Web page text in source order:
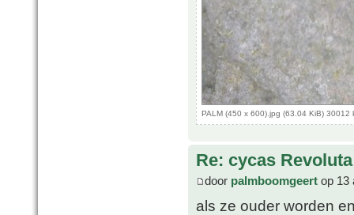
PALM (450 x 600).jpg (63.04 KiB) 30012
Re: cycas Revoluta
door palmboomgeert op 13
als ze ouder worden